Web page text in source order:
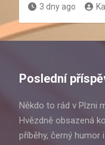
3 dny ago
Poslední
Někdo to rád v Plzni
Hvězdně obsazená
příběhy, černý humor